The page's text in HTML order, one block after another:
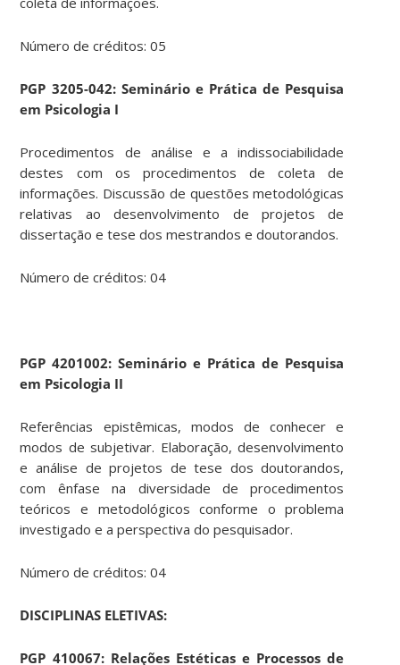
Número de créditos: 05
PGP 3205-042: Seminário e Prática de Pesquisa
em Psicologia I
Procedimentos de análise e a indissociabilidade
destes com os procedimentos de coleta de
informações. Discussão de questões metodológicas
relativas ao desenvolvimento de projetos de
dissertação e tese dos mestrandos e doutorandos.
Número de créditos: 04
PGP 4201002: Seminário e Prática de Pesquisa
em Psicologia II
Referências epistêmicas, modos de conhecer e
modos de subjetivar. Elaboração, desenvolvimento
e análise de projetos de tese dos doutorandos,
com ênfase na diversidade de procedimentos
teóricos e metodológicos conforme o problema
investigado e a perspectiva do pesquisador.
Número de créditos: 04
DISCIPLINAS ELETIVAS:
PGP 410067: Relações Estéticas e Processos de